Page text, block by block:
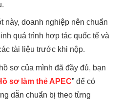
này, doanh nghiệp nên chuẩn
quá trình hợp tác quốc tế và
tài liệu trước khi nộp.
sơ của mình đã đầy đủ, bạn
sơ làm thẻ APEC” để có
dẫn chuẩn bị theo từng